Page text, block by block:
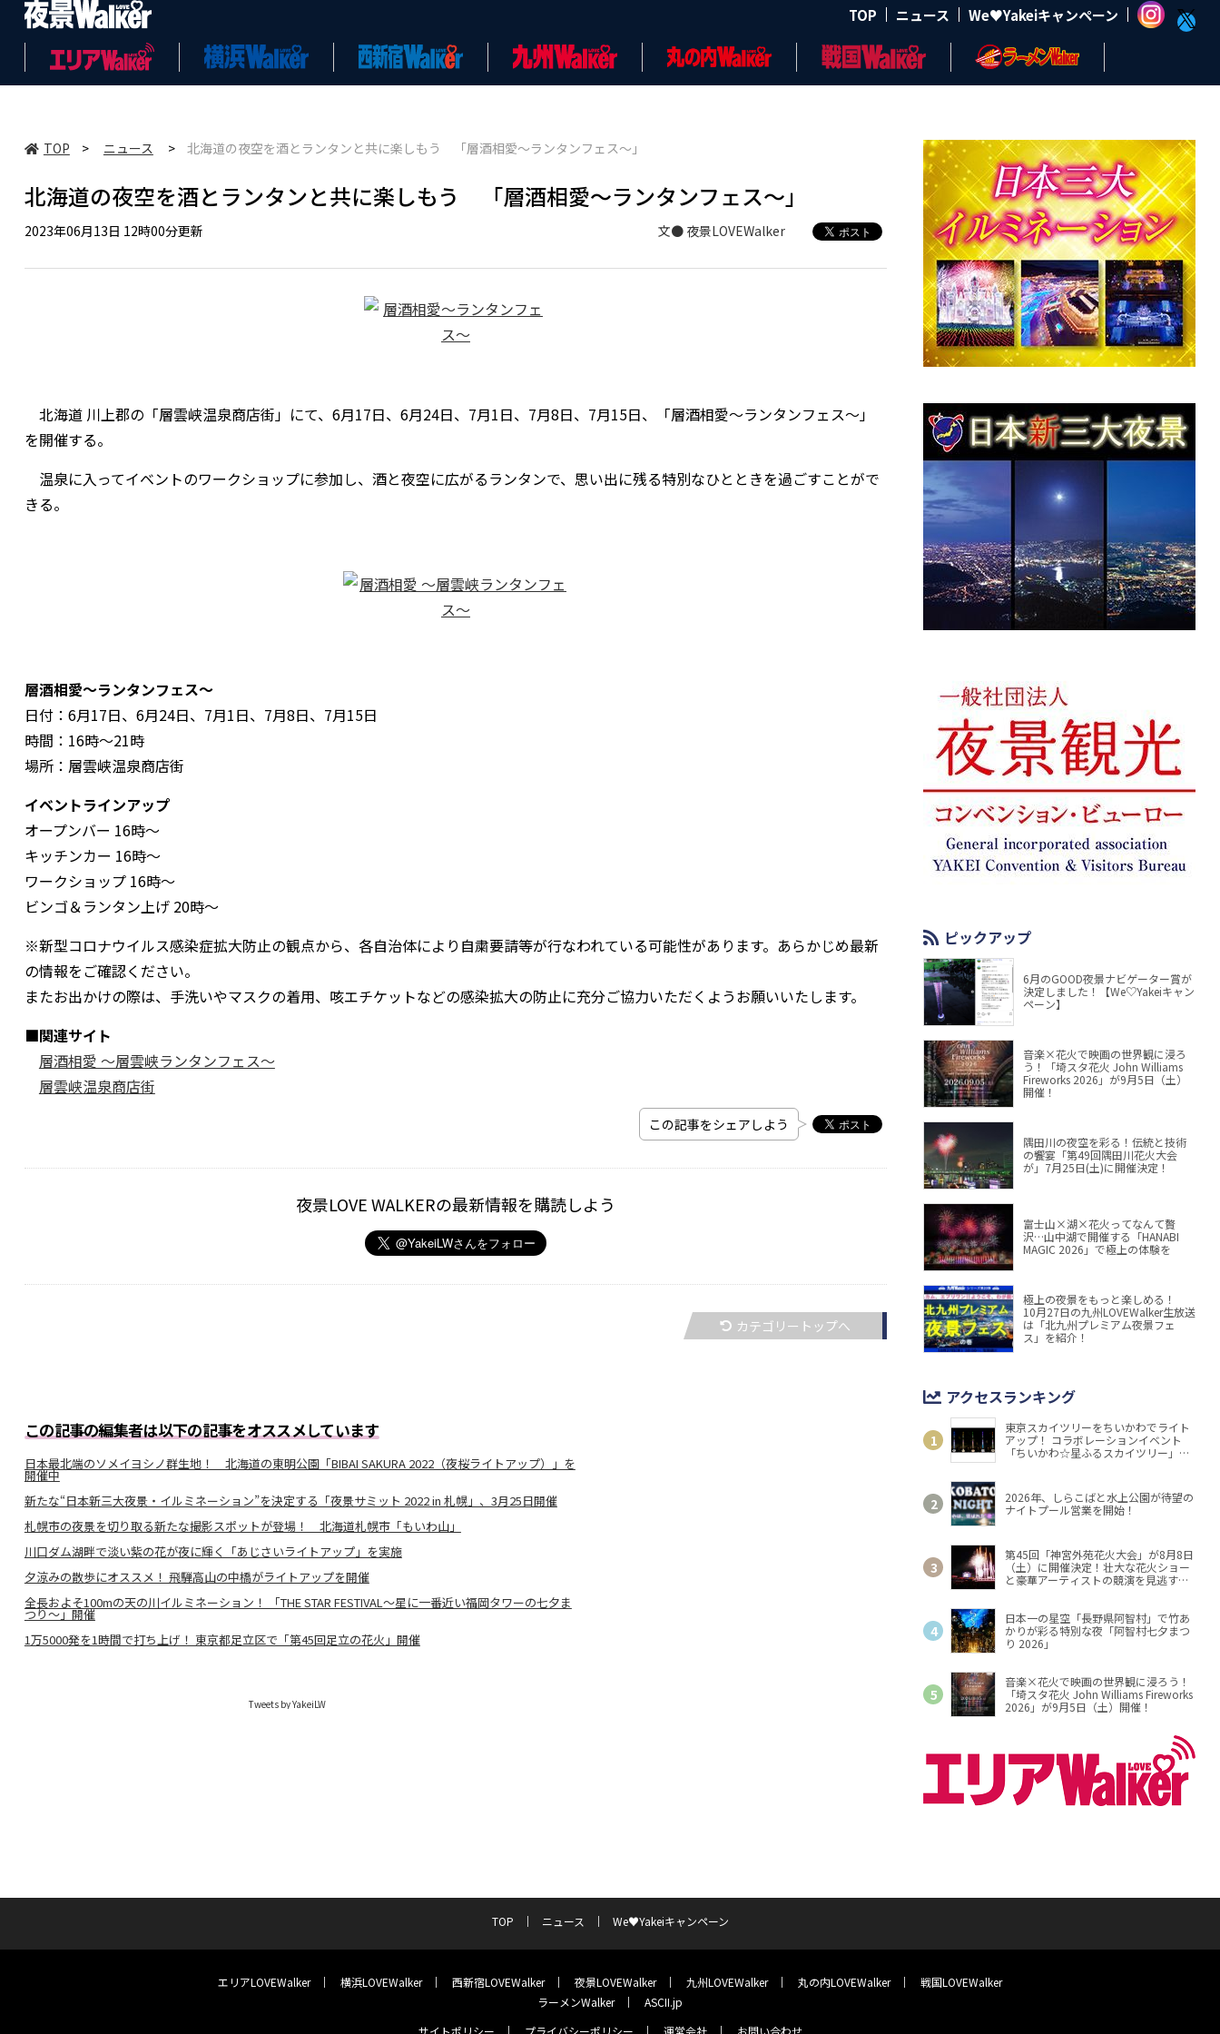
TOP ニュース We♥Yakeiキャンペーン
TOP > ニュース > 北海道の夜空を酒とランタンと共に楽しもう 「層酒相愛～ランタンフェス～」
北海道の夜空を酒とランタンと共に楽しもう 「層酒相愛～ランタンフェス～」
2023年06月13日 12時00分更新 文● 夜景LOVEWalker
北海道 川上郡の「層雲峡温泉商店街」にて、6月17日、6月24日、7月1日、7月8日、7月15日、「層酒相愛～ランタンフェス～」
を開催する。
温泉に入ってイベントのワークショップに参加し、酒と夜空に広がるランタンで、思い出に残る特別なひとときを過ごすことがで
きる。
層酒相愛〜ランタンフェス〜
日付：6月17日、6月24日、7月1日、7月8日、7月15日
時間：16時～21時
場所：層雲峡温泉商店街
イベントラインアップ
オープンバー 16時～
キッチンカー 16時～
ワークショップ 16時～
ビンゴ＆ランタン上げ 20時～
※新型コロナウイルス感染症拡大防止の観点から、各自治体により自粛要請等が行なわれている可能性があります。あらかじめ最新
の情報をご確認ください。
またお出かけの際は、手洗いやマスクの着用、咳エチケットなどの感染拡大の防止に充分ご協力いただくようお願いいたします。
■関連サイト
層酒相愛 ～層雲峡ランタンフェス～
層雲峡温泉商店街
この記事をシェアしよう
夜景LOVE WALKERの最新情報を購読しよう
カテゴリートップへ
この記事の編集者は以下の記事をオススメしています
日本最北端のソメイヨシノ群生地！ 北海道の東明公園「BIBAI SAKURA 2022（夜桜ライトアップ）」を
開催中
新たな“日本新三大夜景・イルミネーション”を決定する「夜景サミット 2022 in 札幌」、3月25日開催
札幌市の夜景を切り取る新たな撮影スポットが登場！ 北海道札幌市「もいわ山」
川口ダム湖畔で淡い紫の花が夜に輝く「あじさいライトアップ」を実施
夕涼みの散歩にオススメ！ 飛騨高山の中橋がライトアップを開催
全長およそ100mの天の川イルミネーション！ 「THE STAR FESTIVAL～星に一番近い福岡タワーの七夕ま
つり～」開催
1万5000発を1時間で打ち上げ！ 東京都足立区で「第45回足立の花火」開催
Tweets by YakeiLW
ピックアップ
6月のGOOD夜景ナビゲーター賞が
決定しました！【We♡Yakeiキャン
ペーン】
音楽×花火で映画の世界観に浸ろ
う！「埼スタ花火 John Williams
Fireworks 2026」が9月5日（土）
開催！
隅田川の夜空を彩る！伝統と技術
の饗宴「第49回隅田川花火大会
が」7月25日(土)に開催決定！
富士山×湖×花火ってなんて贅
沢…山中湖で開催する「HANABI
MAGIC 2026」で極上の体験を
極上の夜景をもっと楽しめる！
10月27日の九州LOVEWalker生放送
は「北九州プレミアム夜景フェ
ス」を紹介！
アクセスランキング
東京スカイツリーをちいかわでライト
アップ！ コラボレーションイベント
「ちいかわ☆星ふるスカイツリー」開
2026年、しらこばと水上公園が待望の
ナイトプール営業を開始！
第45回「神宮外苑花火大会」が8月8日
（土）に開催決定！壮大な花火ショー
と豪華アーティストの競演を見逃す
日本一の星空「長野県阿智村」で竹あ
かりが彩る特別な夜「阿智村七夕まつ
り 2026」
音楽×花火で映画の世界観に浸ろう！
「埼スタ花火 John Williams Fireworks
2026」が9月5日（土）開催！
TOP ニュース We♥Yakeiキャンペーン
エリアLOVEWalker 横浜LOVEWalker 西新宿LOVEWalker 夜景LOVEWalker 九州LOVEWalker 丸の内LOVEWalker
戦国LOVEWalker
ラーメンWalker
ASCII.jp
サイトポリシー
プライバシーポリシー 運営会社 お問い合わせ